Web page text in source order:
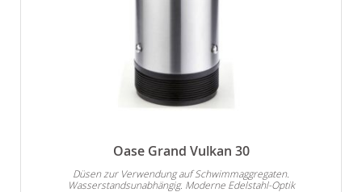
Oase Grand Vulkan 30
Düsen zur Verwendung auf Schwimmaggregaten.
Wasserstandsunabhängig. Moderne Edelstahl-Optik